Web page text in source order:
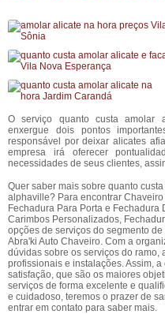
O serviço quanto custa amolar
enxergue dois pontos
responsável por deixar alicates
empresa irá oferecer
necessidades de seus clientes,
Quer saber mais sobre quanto
alphaville? Para encontrar
Fechadura Para Porta e Fechadura
Carimbos Personalizados,
opções de serviços do segmento
Abra'ki Auto Chaveiro. Com a
dúvidas sobre os serviços do ramo,
profissionais e instalações. Assim,
satisfação, que são os maiores
serviços de forma excelente e
e cuidadoso, teremos o prazer de
entrar em contato para saber mais.